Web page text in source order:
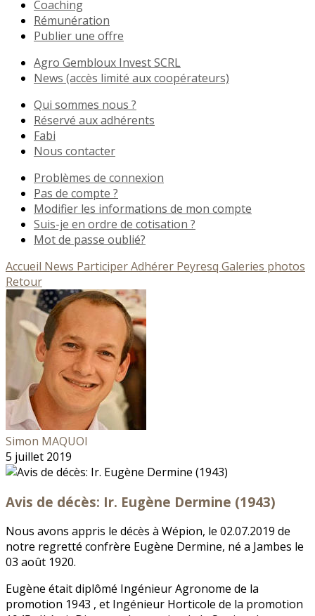
Coaching
Rémunération
Publier une offre
Agro Gembloux Invest SCRL
News (accès limité aux coopérateurs)
Qui sommes nous ?
Réservé aux adhérents
Fabi
Nous contacter
Problèmes de connexion
Pas de compte ?
Modifier les informations de mon compte
Suis-je en ordre de cotisation ?
Mot de passe oublié?
Accueil News ParticiperAdhérer Peyresq Galeries photos
Retour
Simon MAQUOI
5 juillet 2019
Avis de décès: Ir. Eugène Dermine (1943)
Nous avons appris le décès à Wépion, le 02.07.2019 de
notre regretté confrère Eugène Dermine, né a Jambes le
03 août 1920.
Eugène était diplômé Ingénieur Agronome de la
promotion 1943 , et Ingénieur Horticole de la promotion